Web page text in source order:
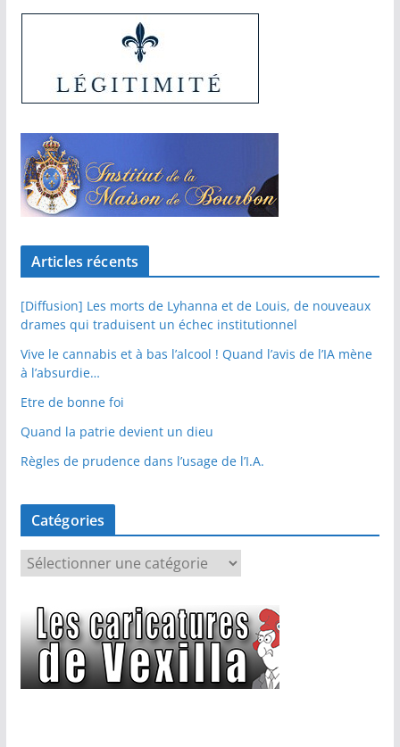
Articles récents
[Diffusion] Les morts de Lyhanna et de Louis, de nouveaux
drames qui traduisent un échec institutionnel
Vive le cannabis et à bas l’alcool ! Quand l’avis de l’IA mène
à l’absurdie…
Etre de bonne foi
Quand la patrie devient un dieu
Règles de prudence dans l’usage de l’I.A.
Catégories
a
é
g
o
r